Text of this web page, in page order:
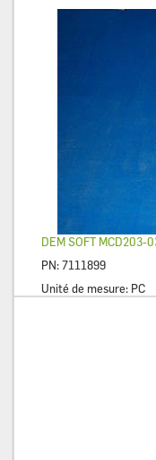
DEM SOFT MCD203-
PN:7111899
Unité de mesure: PC